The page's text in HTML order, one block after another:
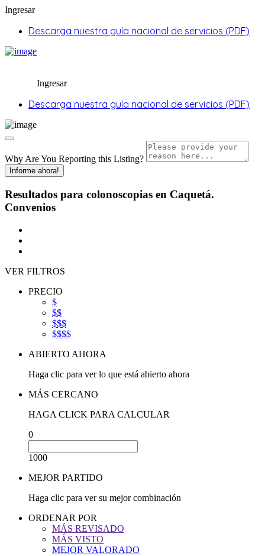
Ingresar
Descarga nuestra guía nacional de servicios (PDF)
Ingresar
Descarga nuestra guía nacional de servicios (PDF)
Why Are You Reporting this Listing?
Informe ahora!
Resultados para colonoscopias en Caquetá.
Convenios
VER FILTROS
PRECIO
$
$$
$$$
$$$$
ABIERTO AHORA
Haga clic para ver lo que está abierto ahora
MÁS CERCANO
HAGA CLICK PARA CALCULAR
0
1000
MEJOR PARTIDO
Haga clic para ver su mejor combinación
ORDENAR POR
MÁS REVISADO
MÁS VISTO
MEJOR VALORADO